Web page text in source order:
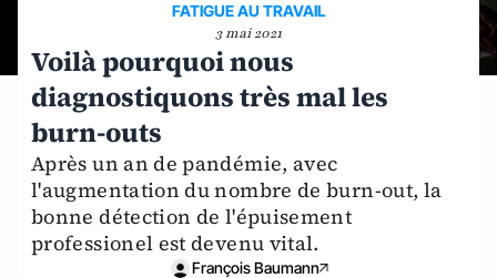
FATIGUE AU TRAVAIL
3 mai 2021
Voilà pourquoi nous
diagnostiquons très mal les
burn-outs
Après un an de pandémie, avec
l'augmentation du nombre de burn-out, la
bonne détection de l'épuisement
professionel est devenu vital.
François Baumann